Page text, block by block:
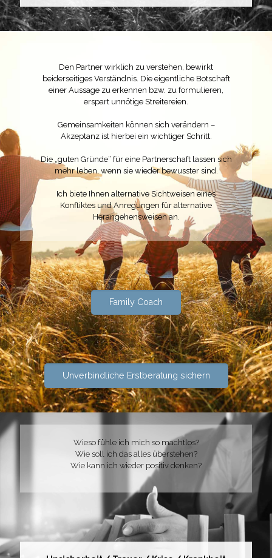
Den Partner wirklich zu verstehen, bewirkt
beiderseitiges Verständnis. Die eigentliche Botschaft
einer Aussage zu erkennen bzw. zu formulieren,
erspart unnötige Streitereien.
Gemeinsamkeiten können sich verändern –
Akzeptanz ist hierbei ein wichtiger Schritt.
Die „guten Gründe“ für eine Partnerschaft lassen sich
mehr leben, wenn sie wieder bewusster sind.
Ich biete Ihnen alternative Sichtweisen eines
Konfliktes und Anregungen für alternative
Herangehensweisen an.
Family Coach
Unverbindliche Erstberatung sichern
Wieso fühle ich mich so machtlos?
Wie soll ich das alles überstehen?
Wie kann ich wieder positiv denken?